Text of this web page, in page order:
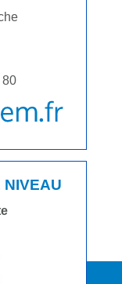
80
NIVEAU